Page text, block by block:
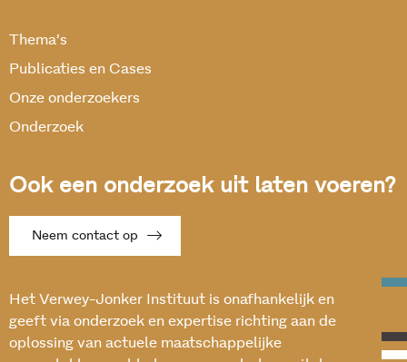
Thema’s
Publicaties en Cases
Onze onderzoekers
Onderzoek
Ook een onderzoek uit laten voeren?
Neem contact op
Het Verwey-Jonker Instituut is onafhankelijk en
geeft via onderzoek en expertise richting aan de
oplossing van actuele maatschappelijke